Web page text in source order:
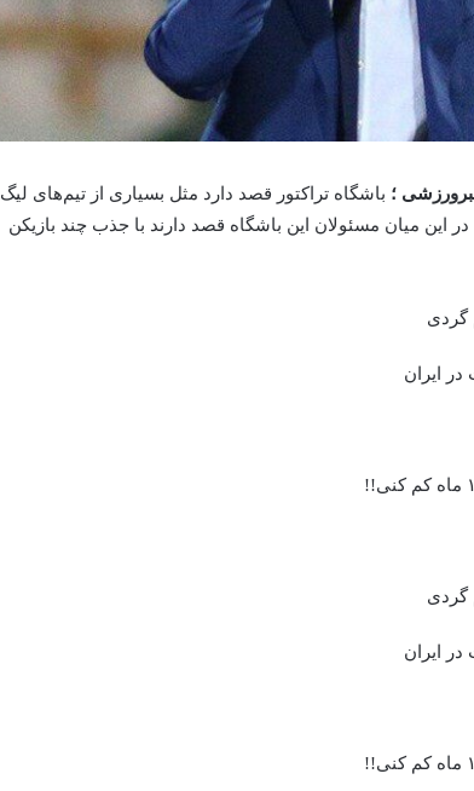
؛ باشگاه تراکتور قصد دارد مثل بسیاری از تیم‌های لیگ
این میان مسئولان این باشگاه قصد دارند با جذب چند بازیکن
گردی
ایران
گردی
ایران